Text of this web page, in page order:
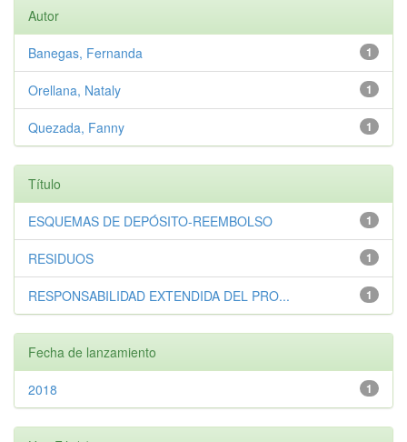
Autor
1
Banegas, Fernanda
1
Orellana, Nataly
1
Quezada, Fanny
Título
1
ESQUEMAS DE DEPÓSITO-REEMBOLSO
1
RESIDUOS
1
RESPONSABILIDAD EXTENDIDA DEL PRO...
Fecha de lanzamiento
1
2018